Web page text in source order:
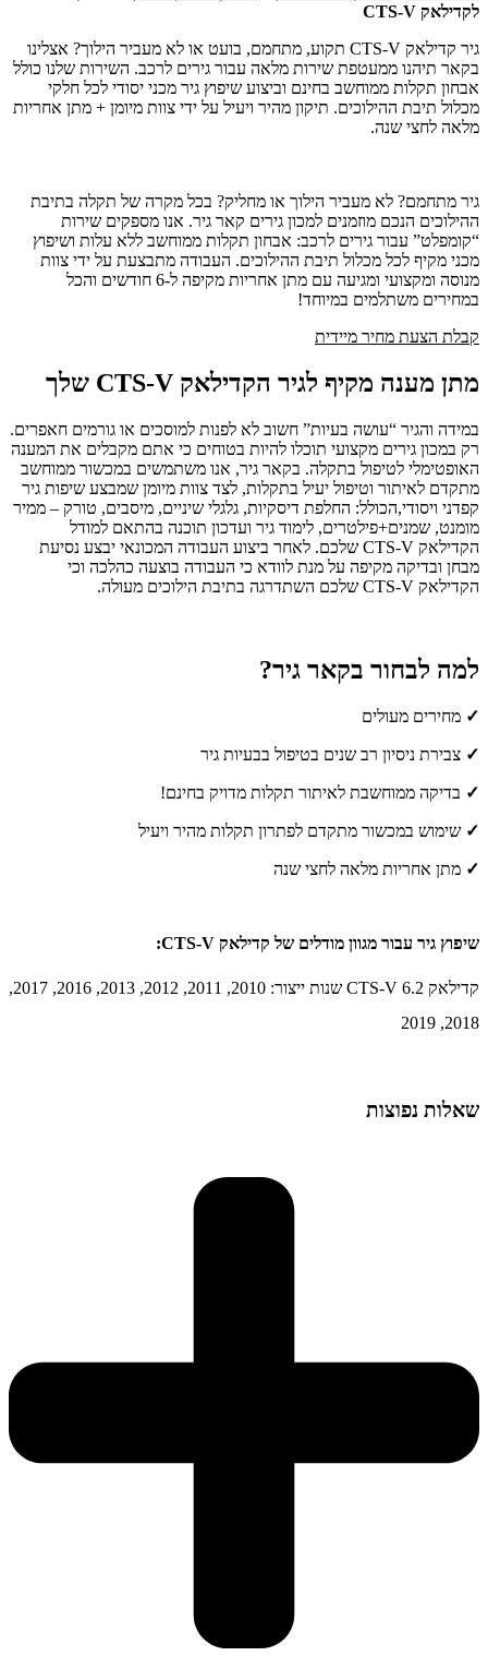
לקדילאק CTS-V
גיר קדילאק CTS-V תקוע, מתחמם, בועט או לא מעביר הילוך? אצלינו
בקאר תיהנו ממעטפת שירות מלאה עבור גירים לרכב. השירות שלנו כולל
אבחון תקלות ממוחשב בחינם וביצוע שיפוץ גיר מכני יסודי לכל חלקי
מכלול תיבת ההילוכים. תיקון מהיר ויעיל על ידי צוות מיומן + מתן אחריות
מלאה לחצי שנה.
גיר מתחמם? לא מעביר הילוך או מחליק? בכל מקרה של תקלה בתיבת
ההילוכים הנכם מוזמנים למכון גירים קאר גיר. אנו מספקים שירות
“קומפלט” עבור גירים לרכב: אבחון תקלות ממוחשב ללא עלות ושיפוץ
מכני מקיף לכל מכלול תיבת ההילוכים. העבודה מתבצעת על ידי צוות
מנוסה ומקצועי ומגיעה עם מתן אחריות מקיפה ל-6 חודשים והכל
במחירים משתלמים במיוחד!
קבלת הצעת מחיר מיידית
מתן מענה מקיף לגיר הקדילאק CTS-V שלך
במידה והגיר “עושה בעיות” חשוב לא לפנות למוסכים או גורמים חאפרים.
רק במכון גירים מקצועי תוכלו להיות בטוחים כי אתם מקבלים את המענה
האופטימלי לטיפול בתקלה. בקאר גיר, אנו משתמשים במכשור ממוחשב
מתקדם לאיתור וטיפול יעיל בתקלות, לצד צוות מיומן שמבצע שיפות גיר
קפדני ויסודי,הכולל: החלפת דיסקיות, גלגלי שיניים, מיסבים, טורק – ממיר
מומנט, שמנים+פילטרים, לימוד גיר ועדכון תוכנה בהתאם למודל
הקדילאק CTS-V שלכם. לאחר ביצוע העבודה המכונאי יבצע נסיעת
מבחן ובדיקה מקיפה על מנת לוודא כי העבודה בוצעה כהלכה וכי
הקדילאק CTS-V שלכם השתדרגה בתיבת הילוכים מעולה.
למה לבחור בקאר גיר?
✓ מחירים מעולים
✓ צבירת ניסיון רב שנים בטיפול בבעיות גיר
✓ בדיקה ממוחשבת לאיתור תקלות מדויק בחינם!
✓ שימוש במכשור מתקדם לפתרון תקלות מהיר ויעיל
✓ מתן אחריות מלאה לחצי שנה
שיפוץ גיר עבור מגוון מודלים של קדילאק CTS-V:
קדילאק CTS-V 6.2 שנות ייצור: 2010, 2011, 2012, 2013, 2016, 2017,
2018, 2019
שאלות נפוצות